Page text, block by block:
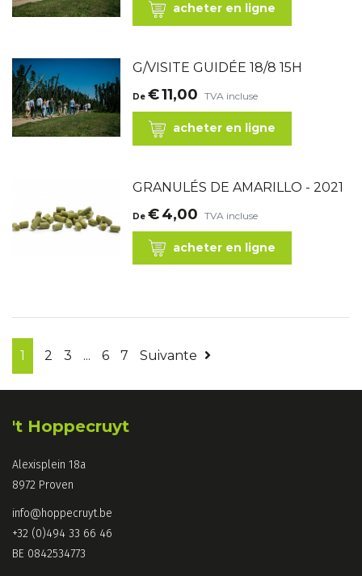
acheter en ligne
G/VISITE GUIDÉE 18/8 15H
De €11,00 TVA incluse
acheter en ligne
GRANULÉS DE AMARILLO - 2021
De €4,00 TVA incluse
acheter en ligne
1 2 3 ... 6 7 Suivante
't Hoppecruyt
Alexisplein 18a
8972 Proven
info@hoppecruyt.be
+32 (0)494 33 66 46
BE 0842534773